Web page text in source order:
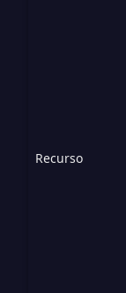
Recurso